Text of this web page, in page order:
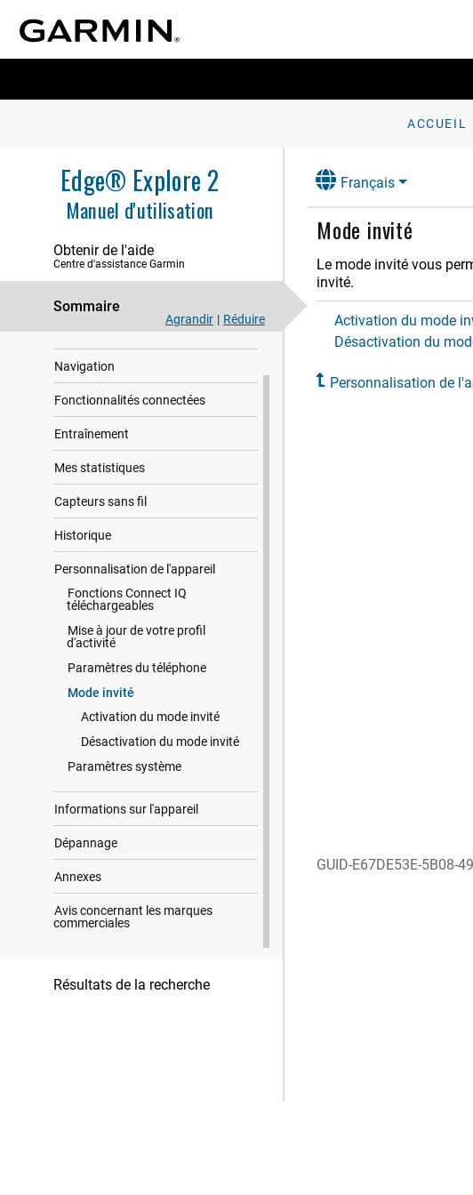
ACCUEIL
Edge® Explore 2
Manuel d'utilisation
Obtenir de l'aide
Centre d'assistance Garmin
Sommaire
Agrandir | Réduire
Introduction
Navigation
Fonctionnalités connectées
Entraînement
Mes statistiques
Capteurs sans fil
Historique
Personnalisation de l'appareil
Fonctions Connect IQ
téléchargeables
Mise à jour de votre profil
d'activité
Paramètres du téléphone
Mode invité
Activation du mode invité
Désactivation du mode invité
Paramètres système
Informations sur l'appareil
Dépannage
Annexes
Avis concernant les marques
commerciales
Résultats de la recherche
Français
Mode invité
Le mode invité vous
invité.
Activation du mode
Désactivation du
Personnalisation de
GUID-E67DE53E-5B08-